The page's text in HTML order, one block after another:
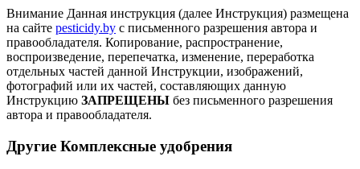
Внимание Данная инструкция (далее Инструкция) размещена
на сайте pesticidy.by с письменного разрешения автора и
правообладателя. Копирование, распространение,
воспроизведение, перепечатка, изменение, переработка
отдельных частей данной Инструкции, изображений,
фотографий или их частей, составляющих данную
Инструкцию ЗАПРЕЩЕНЫ без письменного разрешения
автора и правообладателя.
Другие Комплексные удобрения